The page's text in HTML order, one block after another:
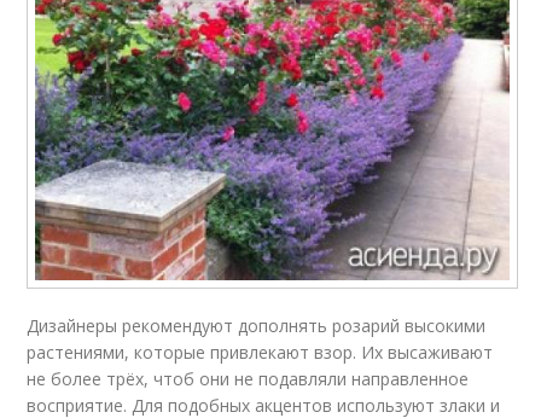
Дизайнеры рекомендуют дополнять розарий высокими
растениями, которые привлекают взор. Их высаживают
не более трёх, чтоб они не подавляли направленное
восприятие. Для подобных акцентов используют злаки и